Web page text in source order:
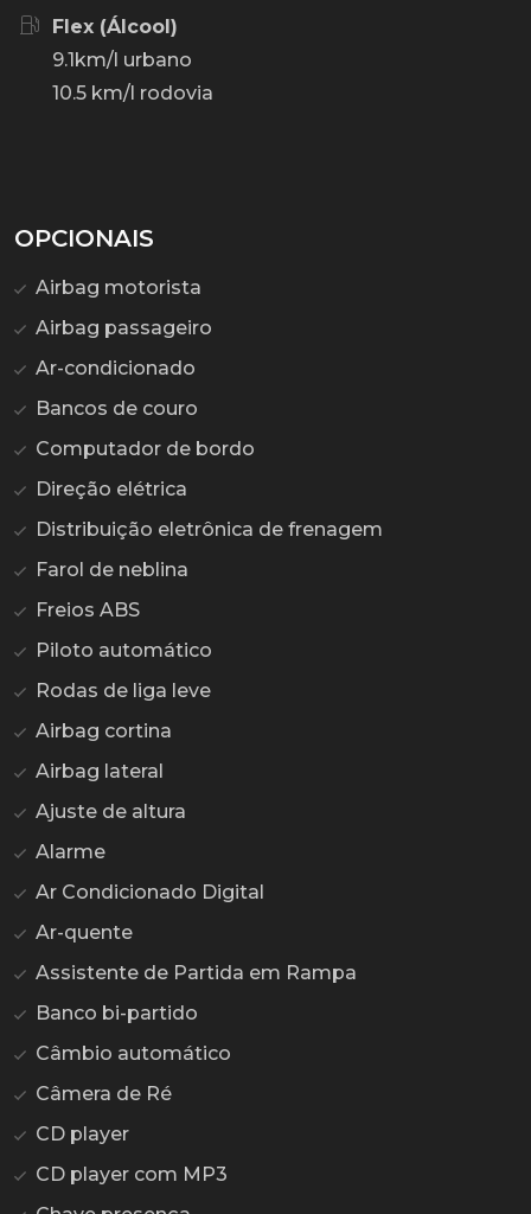
Flex (Álcool)
9.1km/l urbano
10.5 km/l rodovia
OPCIONAIS
Airbag motorista
Airbag passageiro
Ar-condicionado
Bancos de couro
Computador de bordo
Direção elétrica
Distribuição eletrônica de frenagem
Farol de neblina
Freios ABS
Piloto automático
Rodas de liga leve
Airbag cortina
Airbag lateral
Ajuste de altura
Alarme
Ar Condicionado Digital
Ar-quente
Assistente de Partida em Rampa
Banco bi-partido
Câmbio automático
Câmera de Ré
CD player
CD player com MP3